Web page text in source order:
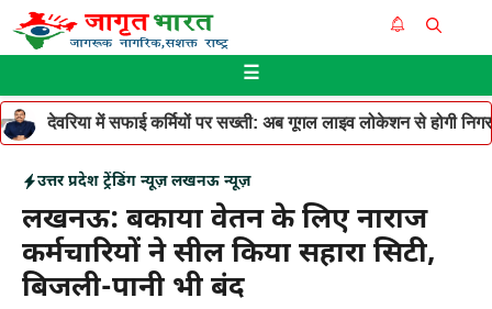
Skip
to
☰
देवरिया में सफाई कर्मियों पर सख्ती: अब गूगल लाइव लोकेशन से होगी
उत्तर प्रदेश ट्रेंडिंग न्यूज़ लखनऊ न्यूज़
लखनऊ: बकाया वेतन के लिए नाराज
कर्मचारियों ने सील किया सहारा सिटी,
बिजली-पानी भी बंद